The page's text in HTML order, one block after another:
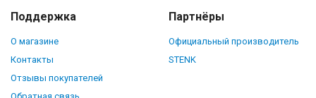
Поддержка
О магазине
Контакты
Отзывы покупателей
Партнёры
Официальный производитель
STENK